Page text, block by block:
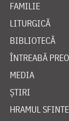
FAMILIE
LITURGICĂ
BIBLIOTECĂ
ÎNTREABĂ
MEDIA
ȘTIRI
HRAMUL